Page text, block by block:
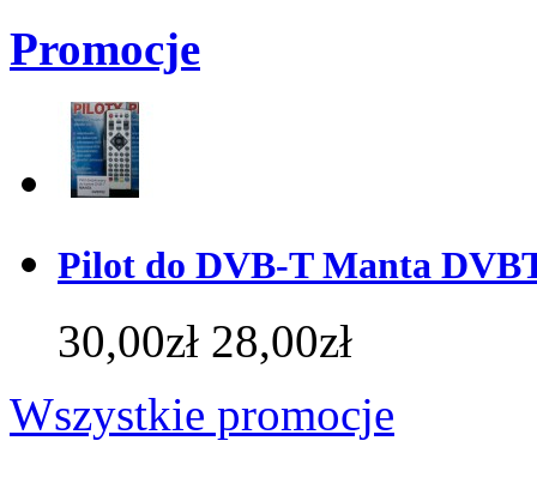
Promocje
Pilot do DVB-T Manta
30,00zł 28,00zł
Wszystkie promocje